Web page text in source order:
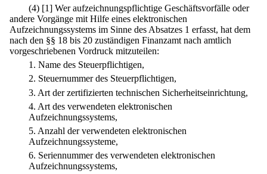
(4) [1] Wer aufzeichnungspflichtige Geschäftsvorfälle oder
andere Vorgänge mit Hilfe eines elektronischen
Aufzeichnungssystems im Sinne des Absatzes 1 erfasst, hat dem
nach den §§ 18 bis 20 zuständigen Finanzamt nach amtlich
vorgeschriebenen Vordruck mitzuteilen:
1. Name des Steuerpflichtigen,
2. Steuernummer des Steuerpflichtigen,
3. Art der zertifizierten technischen Sicherheitseinrichtung,
4. Art des verwendeten elektronischen
Aufzeichnungssystems,
5. Anzahl der verwendeten elektronischen
Aufzeichnungssysteme,
6. Seriennummer des verwendeten elektronischen
Aufzeichnungssystems,